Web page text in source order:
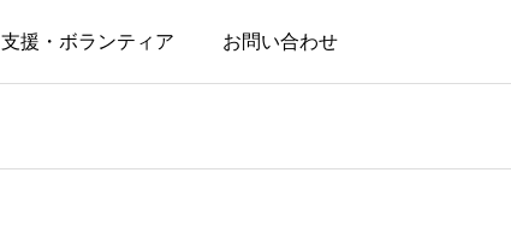
支援・ボランティア お問い合わせ